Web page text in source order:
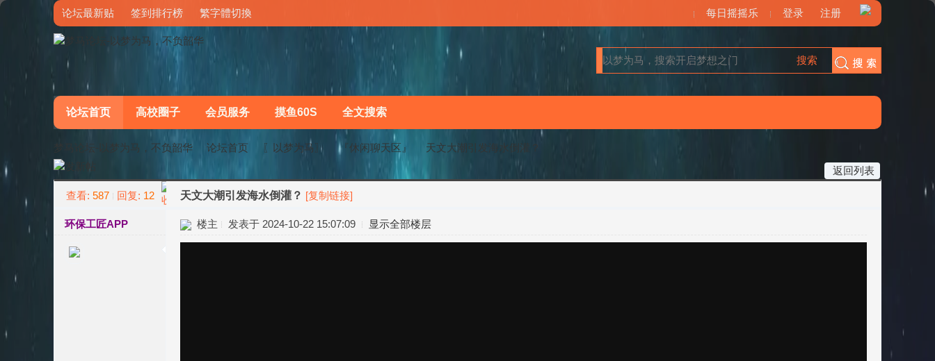
论坛最新贴 签到排行榜 繁字體切換 每日摇摇乐 登录 注册
搜索
论坛首页 高校圈子 会员服务 摸鱼60S 全文搜索
梦马论坛-以梦为马，不负韶华 论坛首页 〖以梦为马〗 『休闲聊天区』
天文大潮引发海水倒灌？
返回列表
查看: 587 回复: 12 天文大潮引发海水倒灌？ [复制链接]
环保工匠APP 楼主 发表于 2024-10-22 15:07:09 显示全部楼层